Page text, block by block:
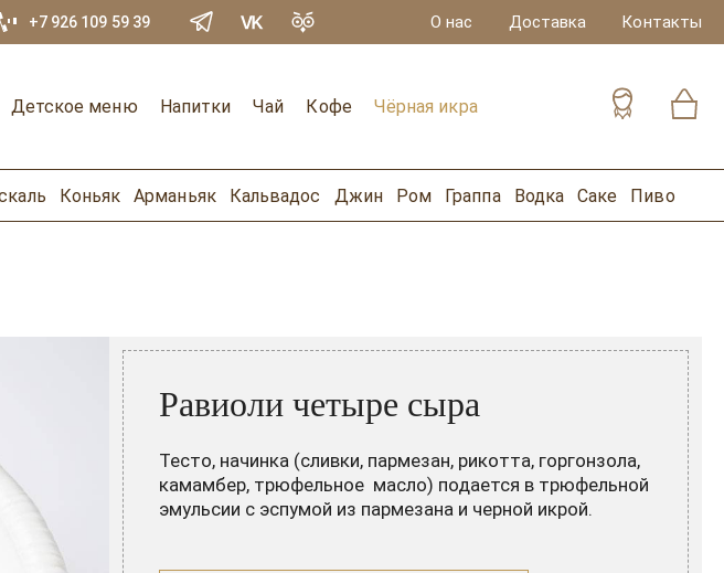
+7 926 109 59 39 О нас Доставка Контакты
Детское меню Напитки Чай Кофе Чёрная икра
Коньяк Арманьяк Кальвадос Джин Ром Граппа Водка Саке Пиво
Равиоли четыре сыра
Тесто, начинка (сливки, пармезан, рикотта, горгонзола,
камамбер, трюфельное масло) подается в трюфельной
эмульсии с эспумой из пармезана и черной икрой.